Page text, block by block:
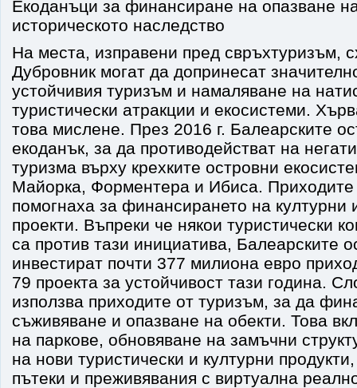
Екоданъци за финансиране на опазване
историческото наследство
На места, изправени пред свръхтуризъм,
Дубровник могат да допринесат
устойчивия туризъм и намаляване на
туристически атракции и екосистеми.
това мислене. През 2016 г. Балеарските
екоданък, за да противодействат на
туризма върху крехките островни
Майорка, Форментера и Ибиса. Приходите
помогнаха за финансирането на културни
проекти. Въпреки че някои туристически
са против тази инициатива, Балеарските
инвестират почти 377 милиона евро
79 проекта за устойчивост тази година.
използва приходите от туризъм, за да
съживяване и опазване на обекти. Това
на паркове, обновяване на замъчни
на нови туристически и културни
пътеки и преживявания с виртуална